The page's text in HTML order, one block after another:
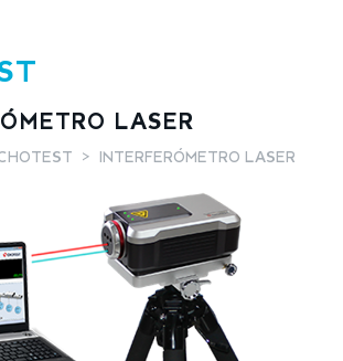
LASER
INTERFERÓMETRO LASER